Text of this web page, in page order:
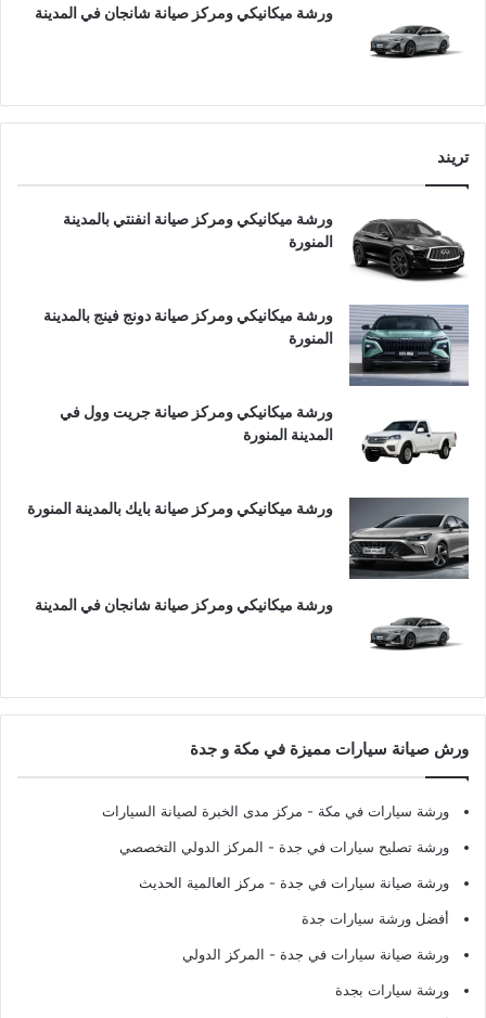
ورشة ميكانيكي ومركز صيانة شانجان في المدينة
تريند
ورشة ميكانيكي ومركز صيانة انفنتي بالمدينة
المنورة
ورشة ميكانيكي ومركز صيانة دونج فينج بالمدينة
المنورة
ورشة ميكانيكي ومركز صيانة جريت وول في
المدينة المنورة
ورشة ميكانيكي ومركز صيانة بايك بالمدينة المنورة
ورشة ميكانيكي ومركز صيانة شانجان في المدينة
ورش صيانة سيارات مميزة في مكة و جدة
ورشة سيارات في مكة - مركز مدى الخبرة لصيانة السيارات
ورشة تصليح سيارات في جدة - المركز الدولي التخصصي
ورشة صيانة سيارات في جدة - مركز العالمية الحديث
أفضل ورشة سيارات جدة
ورشة صيانة سيارات في جدة - المركز الدولي
ورشة سيارات بجدة